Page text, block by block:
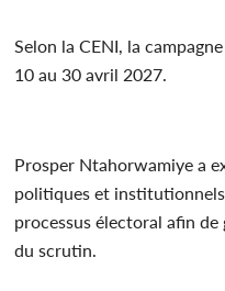
Selon la CENI, la
10 au 30 avril 2027.
Prosper Ntahorwamiye a
politiques et
processus électoral afin
du scrutin.